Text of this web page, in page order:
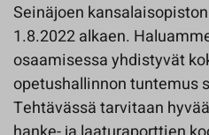
Seinäjoen
1.8.2022 alkaen.
osaamisessa yhdistyvät
opetushallinnon tuntemus
Tehtävässä tarvitaan